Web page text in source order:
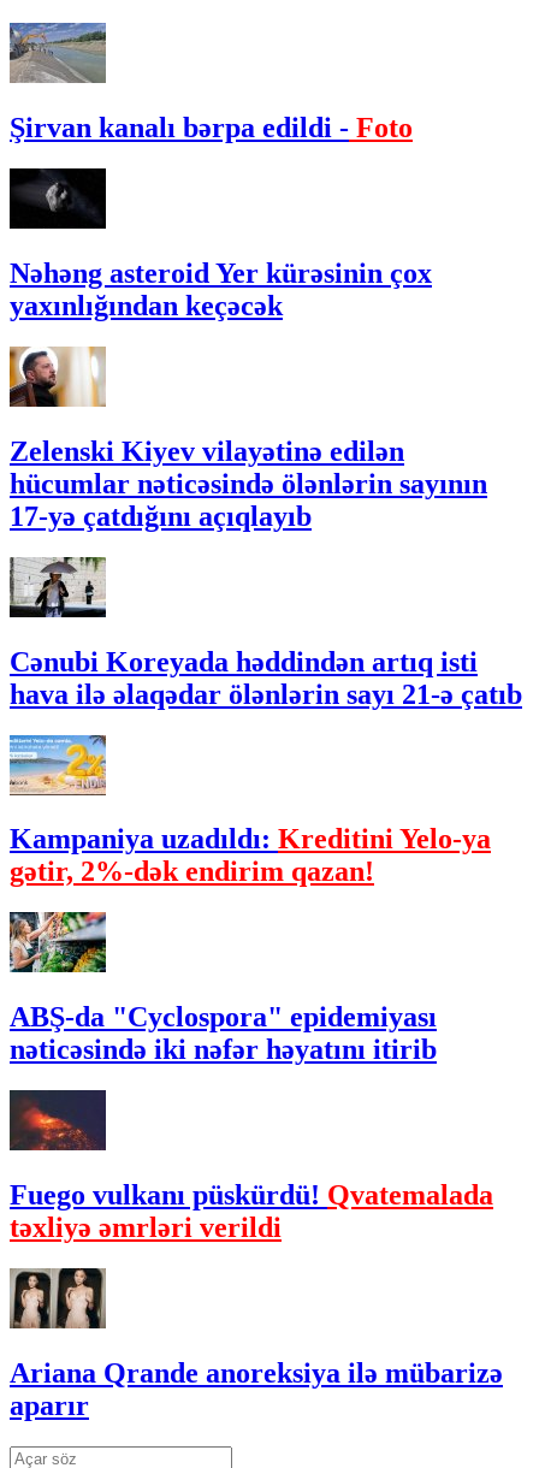
Şirvan kanalı bərpa edildi - Foto
Nəhəng asteroid Yer kürəsinin çox
yaxınlığından keçəcək
Zelenski Kiyev vilayətinə edilən
hücumlar nəticəsində ölənlərin sayının
17-yə çatdığını açıqlayıb
Cənubi Koreyada həddindən artıq isti
hava ilə əlaqədar ölənlərin sayı 21-ə çatıb
Kampaniya uzadıldı: Kreditini Yelo-ya
gətir, 2%-dək endirim qazan!
ABŞ-da "Cyclospora" epidemiyası
nəticəsində iki nəfər həyatını itirib
Fuego vulkanı püskürdü! Qvatemalada
təxliyə əmrləri verildi
Ariana Qrande anoreksiya ilə mübarizə
aparır